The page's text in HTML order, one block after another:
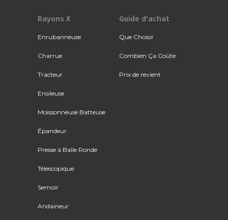
Rayons X
Enrubanneuse
Charrue
Tracteur
Ensileuse
Moissonneuse Batteuse
Épandeur
Presse à Balle Ronde
Télescopique
Semoir
Andaineur
Guide d'achat
Que Choisir
Combien Ça Coûte
Prix de revient